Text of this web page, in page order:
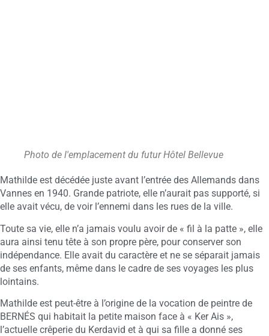
Photo de l'emplacement du futur Hôtel Bellevue
Mathilde est décédée juste avant l’entrée des Allemands dans
Vannes en 1940. Grande patriote, elle n’aurait pas supporté, si
elle avait vécu, de voir l’ennemi dans les rues de la ville.
Toute sa vie, elle n’a jamais voulu avoir de « fil à la patte », elle
aura ainsi tenu tête à son propre père, pour conserver son
indépendance. Elle avait du caractère et ne se séparait jamais
de ses enfants, même dans le cadre de ses voyages les plus
lointains.
Mathilde est peut-être à l’origine de la vocation de peintre de
BERNÉS qui habitait la petite maison face à « Ker Ais »,
l’actuelle crêperie du Kerdavid et à qui sa fille a donné ses